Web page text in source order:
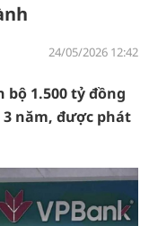
24/05/2026 12:42
1.500 tỷ đồng
3 năm, được phát